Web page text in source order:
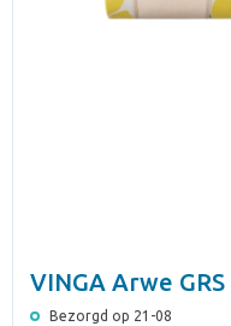
VINGA Arwe
Bezorgd op 21-08